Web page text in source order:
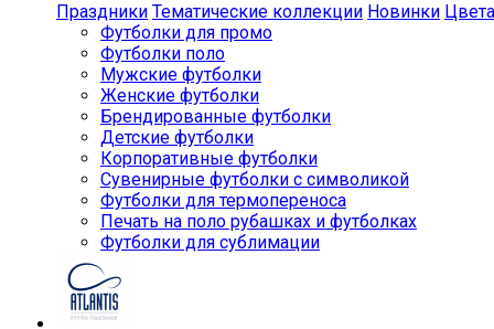
Праздники Тематические коллекции Новинки Цвета
Футболки для промо
Футболки поло
Мужские футболки
Женские футболки
Брендированные футболки
Детские футболки
Корпоративные футболки
Сувенирные футболки с символикой
Футболки для термопереноса
Печать на поло рубашках и футболках
Футболки для сублимации